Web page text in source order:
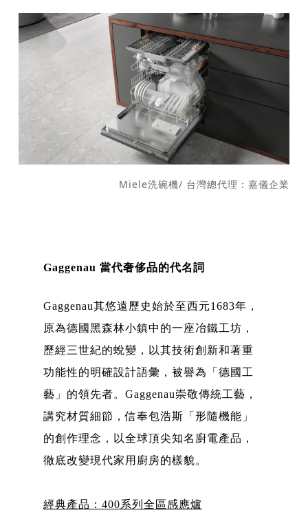
Miele洗碗機/ 台灣總代理：嘉儀企業
Gaggenau 當代奢侈品的代名詞
Gaggenau其悠遠歷史始於至西元1683年，
原為德國黑森林小鎮中的一座冶鐵工坊，
歷經三世紀的蛻變，以其技術創新和著重
功能性的明確設計語彙，被譽為「德國工
藝」的領先者。Gaggenau崇敬傳統工藝，
講究材質細節，信奉包浩斯「形隨機能」
的創作理念，以全球頂尖知名廚電產品，
徹底改變現代家用廚房的樣貌。
經典產品：400系列全區感應爐